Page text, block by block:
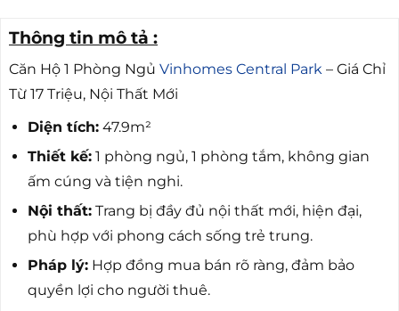
Thông tin mô tả :
Căn Hộ 1 Phòng Ngủ Vinhomes Central Park – Giá Chỉ
Từ 17 Triệu, Nội Thất Mới
Diện tích:47.9m²
Thiết kế:1 phòng ngủ, 1 phòng tắm, không gian
ấm cúng và tiện nghi.
Nội thất:Trang bị đầy đủ nội thất mới, hiện đại,
phù hợp với phong cách sống trẻ trung.
Pháp lý:Hợp đồng mua bán rõ ràng, đảm bảo
quyền lợi cho người thuê.